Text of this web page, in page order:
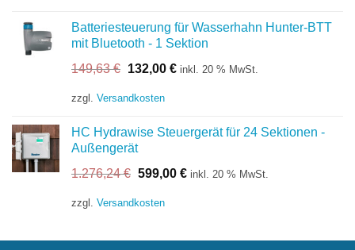
Batteriesteuerung für Wasserhahn Hunter-BTT
mit Bluetooth - 1 Sektion
149,63€ Ursprünglicher
war:
132,00 €Aktueller
inkl. 20 % MwSt.
zzgl. Versandkosten
HC Hydrawise Steuergerät für 24 Sektionen -
Außengerät
1.276,24€ Ursprünglicher
war:
599,00 €Aktueller
inkl. 20 % MwSt.
zzgl. Versandkosten